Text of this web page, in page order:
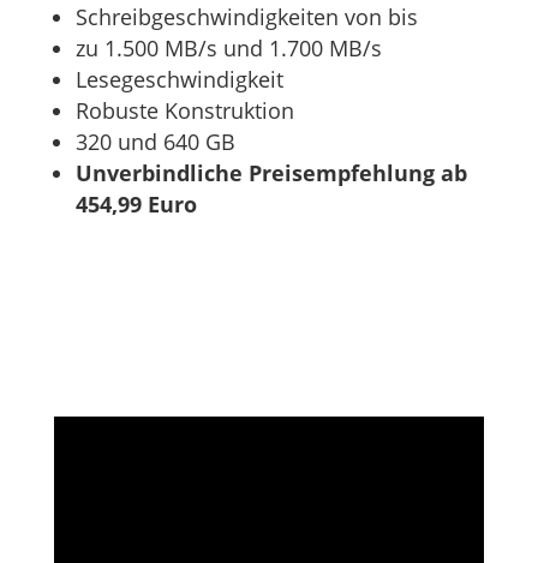
Schreibgeschwindigkeiten von bis
zu 1.500 MB/s und 1.700 MB/s
Lesegeschwindigkeit
Robuste Konstruktion
320 und 640 GB
Unverbindliche Preisempfehlung ab
454,99 Euro